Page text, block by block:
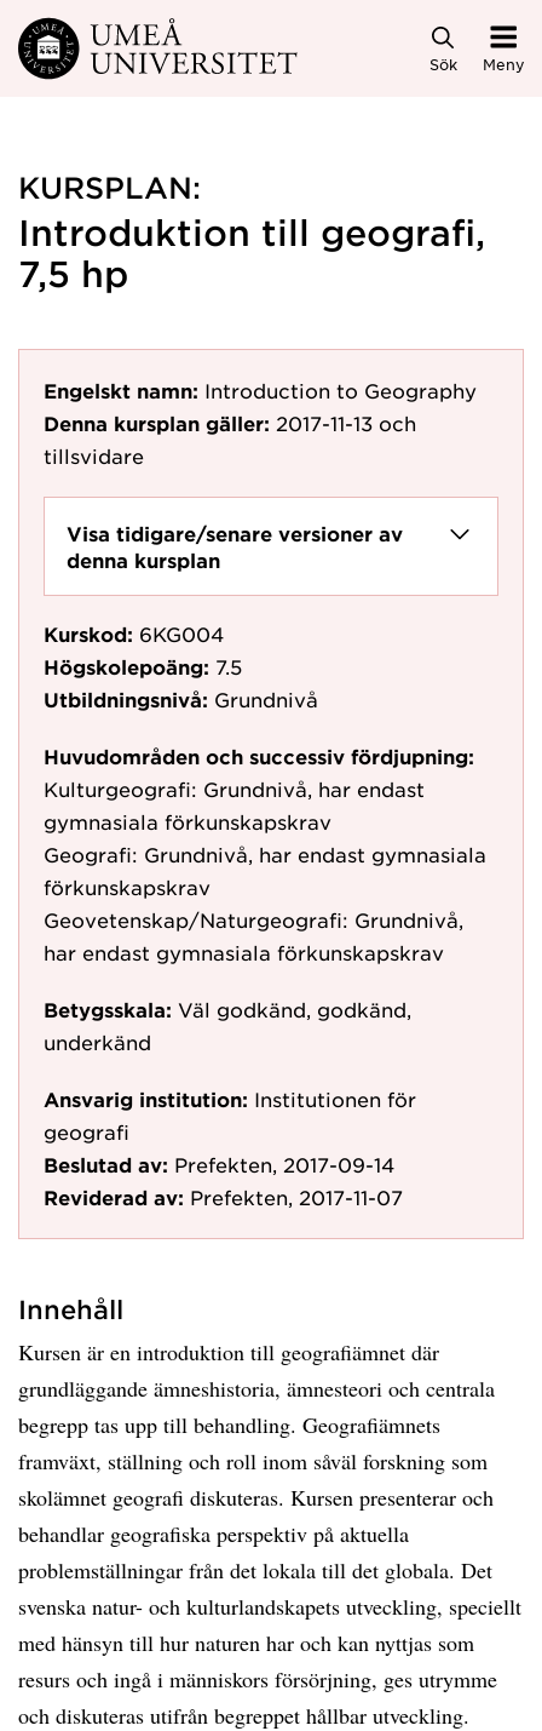
Hoppa direkt till innehållet
Sök Meny
KURSPLAN:
Introduktion till geografi,
7,5 hp
Engelskt namn: Introduction to Geography
Denna kursplan gäller: 2017-11-13 och
tillsvidare
Visa tidigare/senare versioner av
denna kursplan
Kurskod: 6KG004
Högskolepoäng: 7.5
Utbildningsnivå: Grundnivå
Huvudområden och successiv fördjupning:
Kulturgeografi: Grundnivå, har endast
gymnasiala förkunskapskrav
Geografi: Grundnivå, har endast gymnasiala
förkunskapskrav
Geovetenskap/Naturgeografi: Grundnivå,
har endast gymnasiala förkunskapskrav
Betygsskala: Väl godkänd, godkänd,
underkänd
Ansvarig institution: Institutionen för
geografi
Beslutad av: Prefekten, 2017-09-14
Reviderad av: Prefekten, 2017-11-07
Innehåll
Kursen är en introduktion till geografiämnet där
grundläggande ämneshistoria, ämnesteori och centrala
begrepp tas upp till behandling. Geografiämnets
framväxt, ställning och roll inom såväl forskning som
skolämnet geografi diskuteras. Kursen presenterar och
behandlar geografiska perspektiv på aktuella
problemställningar från det lokala till det globala. Det
svenska natur- och kulturlandskapets utveckling, speciellt
med hänsyn till hur naturen har och kan nyttjas som
resurs och ingå i människors försörjning, ges utrymme
och diskuteras utifrån begreppet hållbar utveckling.